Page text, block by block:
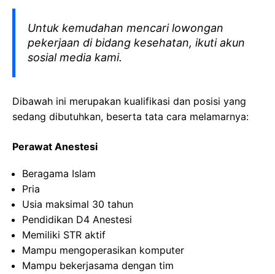
Untuk kemudahan mencari lowongan
pekerjaan di bidang kesehatan, ikuti akun
sosial media kami.
Dibawah ini merupakan kualifikasi dan posisi yang
sedang dibutuhkan, beserta tata cara melamarnya:
Perawat Anestesi
Beragama Islam
Pria
Usia maksimal 30 tahun
Pendidikan D4 Anestesi
Memiliki STR aktif
Mampu mengoperasikan komputer
Mampu bekerjasama dengan tim